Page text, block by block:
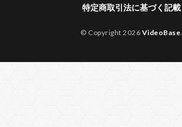
特定商取引法に基づく記載
© Copyright 2026 VideoBase.